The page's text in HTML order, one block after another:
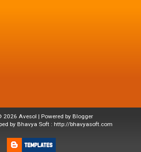
2026 Avesol | Powered by Blogger
by Bhavya Soft : http://bhavyasoft.com